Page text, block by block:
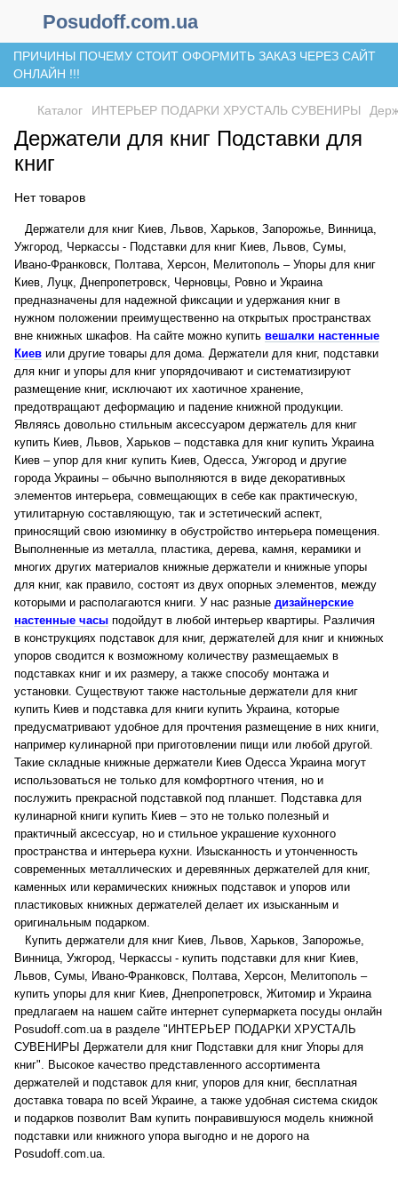
Posudoff.com.ua
ПРИЧИНЫ ПОЧЕМУ СТОИТ ОФОРМИТЬ ЗАКАЗ ЧЕРЕЗ САЙТ
ОНЛАЙН !!!
Каталог ИНТЕРЬЕР ПОДАРКИ ХРУСТАЛЬ СУВЕНИРЫ
Держатели для книг Подставки для
книг
Нет товаров
Держатели для книг Киев, Львов, Харьков, Запорожье, Винница,
Ужгород, Черкассы - Подставки для книг Киев, Львов, Сумы,
Ивано-Франковск, Полтава, Херсон, Мелитополь – Упоры для книг
Киев, Луцк, Днепропетровск, Черновцы, Ровно и Украина
предназначены для надежной фиксации и удержания книг в
нужном положении преимущественно на открытых пространствах
вне книжных шкафов. На сайте можно купить вешалки настенные
Киев или другие товары для дома. Держатели для книг, подставки
для книг и упоры для книг упорядочивают и систематизируют
размещение книг, исключают их хаотичное хранение,
предотвращают деформацию и падение книжной продукции.
Являясь довольно стильным аксессуаром держатель для книг
купить Киев, Львов, Харьков – подставка для книг купить Украина
Киев – упор для книг купить Киев, Одесса, Ужгород и другие
города Украины – обычно выполняются в виде декоративных
элементов интерьера, совмещающих в себе как практическую,
утилитарную составляющую, так и эстетический аспект,
приносящий свою изюминку в обустройство интерьера помещения.
Выполненные из металла, пластика, дерева, камня, керамики и
многих других материалов книжные держатели и книжные упоры
для книг, как правило, состоят из двух опорных элементов, между
которыми и располагаются книги. У нас разные дизайнерские
настенные часы подойдут в любой интерьер квартиры. Различия
в конструкциях подставок для книг, держателей для книг и книжных
упоров сводится к возможному количеству размещаемых в
подставках книг и их размеру, а также способу монтажа и
установки. Существуют также настольные держатели для книг
купить Киев и подставка для книги купить Украина, которые
предусматривают удобное для прочтения размещение в них книги,
например кулинарной при приготовлении пищи или любой другой.
Такие складные книжные держатели Киев Одесса Украина могут
использоваться не только для комфортного чтения, но и
послужить прекрасной подставкой под планшет. Подставка для
кулинарной книги купить Киев – это не только полезный и
практичный аксессуар, но и стильное украшение кухонного
пространства и интерьера кухни. Изысканность и утонченность
современных металлических и деревянных держателей для книг,
каменных или керамических книжных подставок и упоров или
пластиковых книжных держателей делает их изысканным и
оригинальным подарком.
Купить держатели для книг Киев, Львов, Харьков, Запорожье,
Винница, Ужгород, Черкассы - купить подставки для книг Киев,
Львов, Сумы, Ивано-Франковск, Полтава, Херсон, Мелитополь –
купить упоры для книг Киев, Днепропетровск, Житомир и Украина
предлагаем на нашем сайте интернет супермаркета посуды онлайн
Posudoff.com.ua в разделе "ИНТЕРЬЕР ПОДАРКИ ХРУСТАЛЬ
СУВЕНИРЫ Держатели для книг Подставки для книг Упоры для
книг". Высокое качество представленного ассортимента
держателей и подставок для книг, упоров для книг, бесплатная
доставка товара по всей Украине, а также удобная система скидок
и подарков позволит Вам купить понравившуюся модель книжной
подставки или книжного упора выгодно и не дорого на
Posudoff.com.ua.